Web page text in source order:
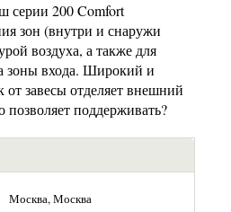
серии 200 Comfort
зон (внутри и снаружи
воздуха, а также для
зоны входа. Широкий и
завесы отделяет внешний
позволяет поддерживать?
Москва, Москва